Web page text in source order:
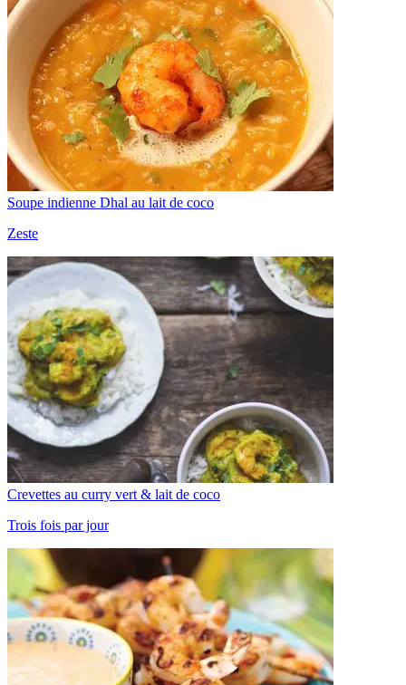
Soupe indienne Dhal au lait de coco
Zeste
Crevettes au curry vert & lait de coco
Trois fois par jour